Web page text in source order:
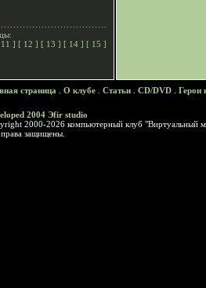
11 ] [ 12 ] [ 13 ] [ 14 ] [ 15 ]
страница О клубе Статьи CD/DVD Герои
2004 Эfir studio
2000-2026 компьютерный клуб "Виртуальный
защищены.